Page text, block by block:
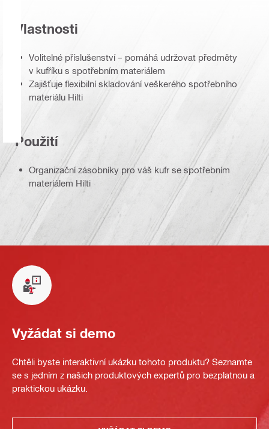
Vlastnosti
Volitelné příslušenství – pomáhá udržovat předměty
v kufříku s spotřebním materiálem
Zajišťuje flexibilní skladování veškerého spotřebního
materiálu Hilti
Použití
Organizační zásobníky pro váš kufr se spotřebním
materiálem Hilti
Vyžádat si demo
Chtěli byste interaktivní ukázku tohoto produktu? Seznamte
se s jedním z našich produktových expertů pro bezplatnou a
praktickou ukázku.